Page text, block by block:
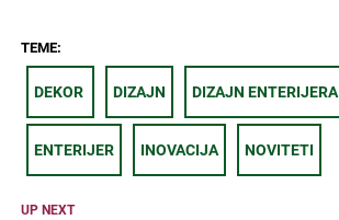
TEME:
DEKOR DIZAJN DIZAJN ENTERIJERA
ENTERIJER INOVACIJA NOVITETI
UP NEXT